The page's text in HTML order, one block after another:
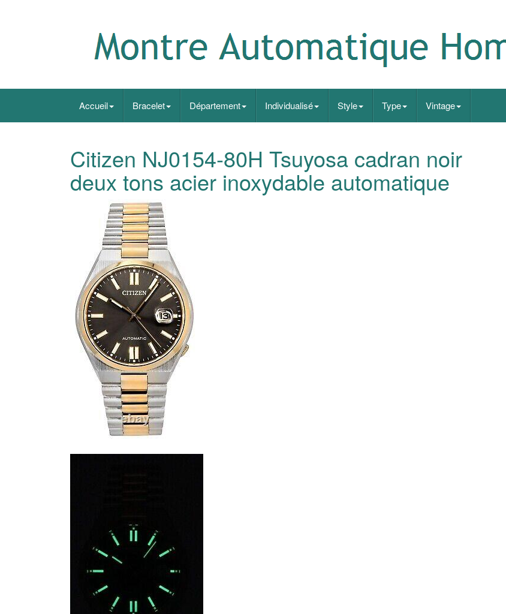
Accueil Bracelet Département Individualisé Style Type Vintage
Citizen NJ0154-80H Tsuyosa cadran noir
deux tons acier inoxydable automatique